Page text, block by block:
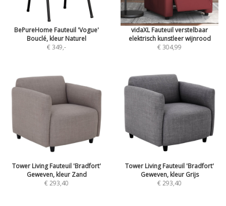
BePureHome Fauteuil 'Vogue'
Bouclé, kleur Naturel
€ 349,-
vidaXL Fauteuil verstelbaar
elektrisch kunstleer wijnrood
€ 304,99
Tower Living Fauteuil 'Bradfort'
Geweven, kleur Zand
€ 293,40
Tower Living Fauteuil 'Bradfort'
Geweven, kleur Grijs
€ 293,40